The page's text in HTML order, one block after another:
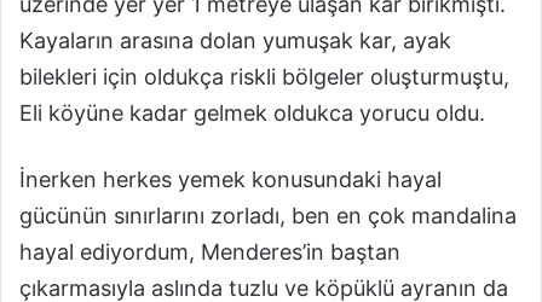
Kayaların arasına dolan yumuşak kar, ayak
bilekleri için oldukça riskli bölgeler oluşturmuştu,
Eli köyüne kadar gelmek oldukca yorucu oldu.
İnerken herkes yemek konusundaki hayal
gücünün sınırlarını zorladı, ben en çok mandalina
hayal ediyordum, Menderes’in baştan
çıkarmasıyla aslında tuzlu ve köpüklü ayranın da